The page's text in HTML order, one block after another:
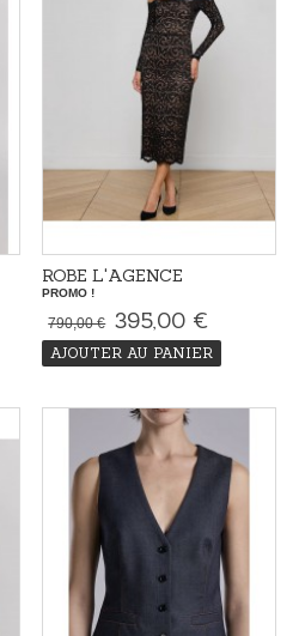
ROBE L'AGENCE
PROMO !
790,00 € 395,00 €
AJOUTER AU PANIER